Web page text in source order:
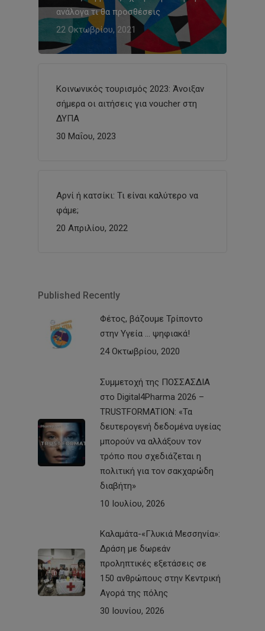
ανάλογα τι θα προσθέσεις
22 Οκτωβρίου, 2021
Κοινωνικός τουρισμός 2023: Άνοιξαν
σήμερα οι αιτήσεις για voucher στη
ΔΥΠΑ
30 Μαΐου, 2023
Αρνί ή κατσίκι: Τι είναι καλύτερο να
φάμε;
20 Απριλίου, 2022
Published Recently
Φέτος, βάζουμε Τρίποντο
στην Υγεία … ψηφιακά!
24 Οκτωβρίου, 2020
Συμμετοχή της ΠΟΣΣΑΣΔΙΑ
στο Digital4Pharma 2026 –
TRUSTFORMATION: «Τα
δευτερογενή δεδομένα υγείας
μπορούν να αλλάξουν τον
τρόπο που σχεδιάζεται η
πολιτική για τον σακχαρώδη
διαβήτη»
10 Ιουλίου, 2026
Καλαμάτα-«Γλυκιά Μεσσηνία»:
Δράση με δωρεάν
προληπτικές εξετάσεις σε
150 ανθρώπους στην Κεντρική
Αγορά της πόλης
30 Ιουνίου, 2026